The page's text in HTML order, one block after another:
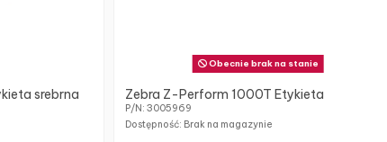
srebrna
Obecnie brak na stanie
Zebra Z-Perform 1000T Etykieta
P/N: 3005969
Dostępność: Brak na magazynie